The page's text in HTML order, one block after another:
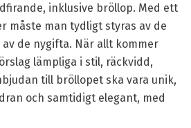
inklusive bröllop. Med ett
måste man tydligt styras av de
de nygifta. När allt kommer
lämpliga i stil, räckvidd,
till bröllopet ska vara unik,
och samtidigt elegant, med